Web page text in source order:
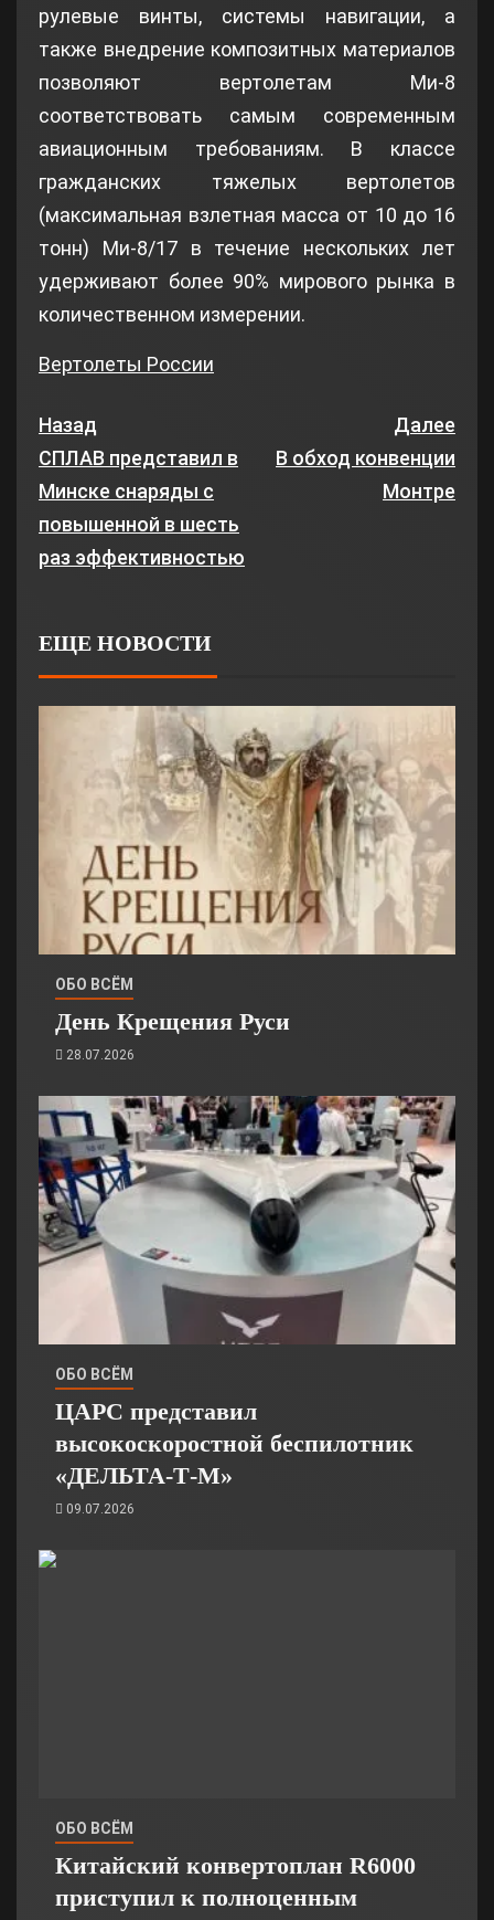
рулевые винты, системы навигации, а
также внедрение композитных материалов
позволяют вертолетам Ми-8
соответствовать самым современным
авиационным требованиям. В классе
гражданских тяжелых вертолетов
(максимальная взлетная масса от 10 до 16
тонн) Ми-8/17 в течение нескольких лет
удерживают более 90% мирового рынка в
количественном измерении.
Вертолеты России
Назад
СПЛАВ представил в
Минске снаряды с
повышенной в шесть
раз эффективностью
Далее
В обход конвенции
Монтре
ЕЩЕ НОВОСТИ
ОБО ВСЁМ
День Крещения Руси
28.07.2026
ОБО ВСЁМ
ЦАРС представил
высокоскоростной беспилотник
«ДЕЛЬТА-Т-М»
09.07.2026
ОБО ВСЁМ
Китайский конвертоплан R6000
приступил к полноценным